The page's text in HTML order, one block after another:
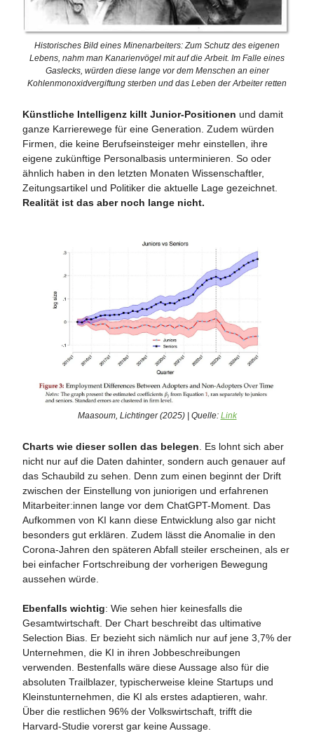
Historisches Bild eines Minenarbeiters: Zum Schutz des eigenen
Lebens, nahm man Kanarienvögel mit auf die Arbeit. Im Falle eines
Gaslecks, würden diese lange vor dem Menschen an einer
Kohlenmonoxidvergiftung sterben und das Leben der Arbeiter retten
Künstliche Intelligenz killt Junior-Positionen und damit
ganze Karrierewege für eine Generation. Zudem würden
Firmen, die keine Berufseinsteiger mehr einstellen, ihre
eigene zukünftige Personalbasis unterminieren. So oder
ähnlich haben in den letzten Monaten Wissenschaftler,
Zeitungsartikel und Politiker die aktuelle Lage gezeichnet.
Realität ist das aber noch lange nicht.
Maasoum, Lichtinger (2025) | Quelle: Link
Charts wie dieser sollen das belegen . Es lohnt sich aber
nicht nur auf die Daten dahinter, sondern auch genauer auf
das Schaubild zu sehen. Denn zum einen beginnt der Drift
zwischen der Einstellung von juniorigen und erfahrenen
Mitarbeiter:innen lange vor dem ChatGPT-Moment. Das
Aufkommen von KI kann diese Entwicklung also gar nicht
besonders gut erklären. Zudem lässt die Anomalie in den
Corona-Jahren den späteren Abfall steiler erscheinen, als er
bei einfacher Fortschreibung der vorherigen Bewegung
aussehen würde.
Ebenfalls wichtig: Wie sehen hier keinesfalls die
Gesamtwirtschaft. Der Chart beschreibt das ultimative
Selection Bias. Er bezieht sich nämlich nur auf jene 3,7% der
Unternehmen, die KI in ihren Jobbeschreibungen
verwenden. Bestenfalls wäre diese Aussage also für die
absoluten Trailblazer, typischerweise kleine Startups und
Kleinstunternehmen, die KI als erstes adaptieren, wahr.
Über die restlichen 96% der Volkswirtschaft, trifft die
Harvard-Studie vorerst gar keine Aussage.